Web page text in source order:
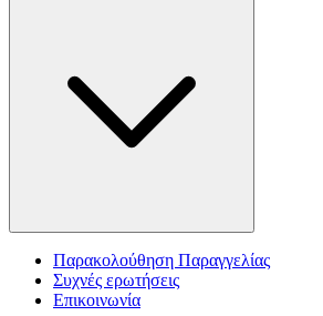
Παρακολούθηση Παραγγελίας
Συχνές ερωτήσεις
Επικοινωνία